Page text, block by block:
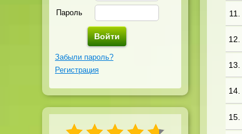
Пароль
Забыли пароль?
Регистрация
11.
12.
13.
14.
15.